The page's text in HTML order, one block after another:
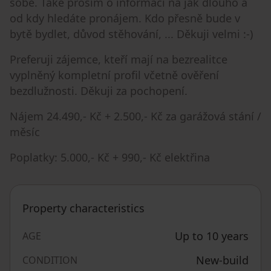
od kdy hledáte pronájem. Kdo přesně bude v
bytě bydlet, důvod stěhování, ... Děkuji velmi :-)
Preferuji zájemce, kteří mají na bezrealitce
vyplněný kompletní profil včetně ověření
bezdlužnosti. Děkuji za pochopení.
Nájem 24.490,- Kč + 2.500,- Kč za garážová stání /
měsíc
Poplatky: 5.000,- Kč + 990,- Kč elektřina
Property characteristics
AGE Up to 10 years
CONDITION New-build